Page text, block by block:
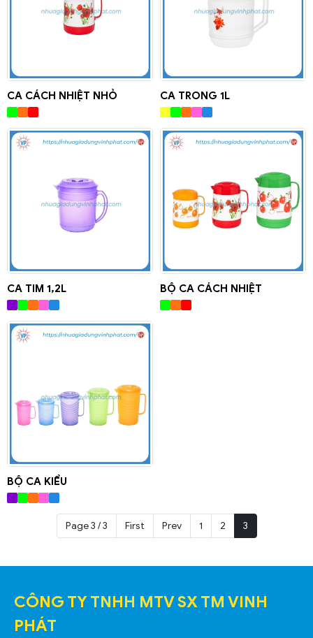
CA CÁCH NHIỆT NHỎ CA TRONG 1L
CA TIM 1,2L BỘ CA CÁCH NHIỆT
BỘ CA KIỂU
Page 3 / 3 First Prev 1 2 3
CÔNG TY TNHH MTV SX TM VINH
PHÁT